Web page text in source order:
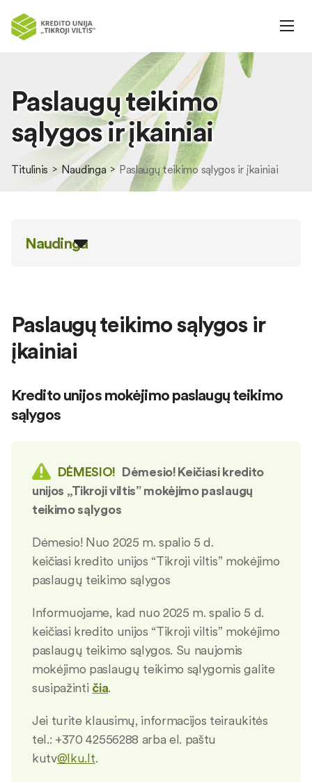
Paslaugų teikimo
sąlygos ir įkainiai
Titulinis Naudinga Paslaugų teikimo sąlygos ir įkainiai
Naudinga
Paslaugų teikimo sąlygos ir
įkainiai
Kredito unijos mokėjimo paslaugų teikimo
sąlygos
DĖMESIO! Dėmesio! Keičiasi kredito
unijos „Tikroji viltis” mokėjimo paslaugų
teikimo sąlygos
Dėmesio! Nuo 2025 m. spalio 5 d.
keičiasi kredito unijos “Tikroji viltis” mokėjimo
paslaugų teikimo sąlygos
Informuojame, kad nuo 2025 m. spalio 5 d.
keičiasi kredito unijos “Tikroji viltis” mokėjimo
paslaugų teikimo sąlygos. Su naujomis
mokėjimo paslaugų teikimo sąlygomis galite
susipažinti čia.
Jei turite klausimų, informacijos teiraukitės
tel.: +370 42556288 arba el. paštu
kutv@lku.lt.